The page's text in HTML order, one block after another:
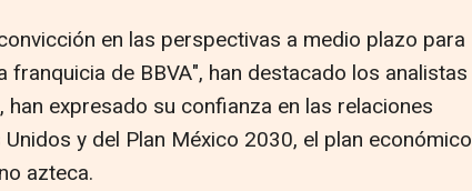
en las perspectivas a medio plazo para
franquicia de BBVA", han destacado los analistas
expresado su confianza en las relaciones
y del Plan México 2030, el plan económico
azteca.